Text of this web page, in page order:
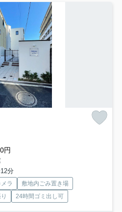
円
分
ラ
敷地内ごみ置き場
24時間ゴミ出し可